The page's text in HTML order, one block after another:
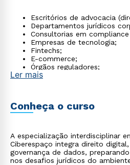
Escritórios de advocacia
Departamentos jurídicos
Consultorias em
Empresas de tecnologia;
Fintechs;
E-commerce;
Órgãos reguladores;
Instituições financeiras.
Ler mais
Conheça o curso
A especialização interdisciplinar
Ciberespaço integra direito
governança de dados,
nos desafios jurídicos do